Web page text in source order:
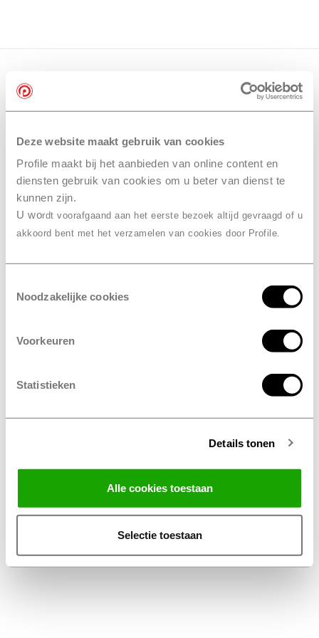
Deze website maakt gebruik van cookies
Profile maakt bij het aanbieden van online content en
diensten gebruik van cookies om u beter van dienst te
kunnen zijn.
U wordt voorafgaand aan het eerste bezoek altijd gevraagd of u
akkoord bent met het verzamelen van cookies door Profile.
Noodzakelijke cookies
Voorkeuren
Statistieken
Details tonen
Alle cookies toestaan
Selectie toestaan
Algemene Voorwaarden Thuiswinkel
Privacy Statement Profile Nederland B.V.
Disclaimer